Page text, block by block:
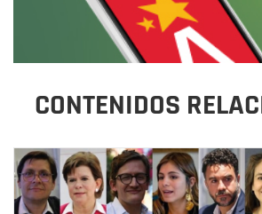
CONTENIDOS